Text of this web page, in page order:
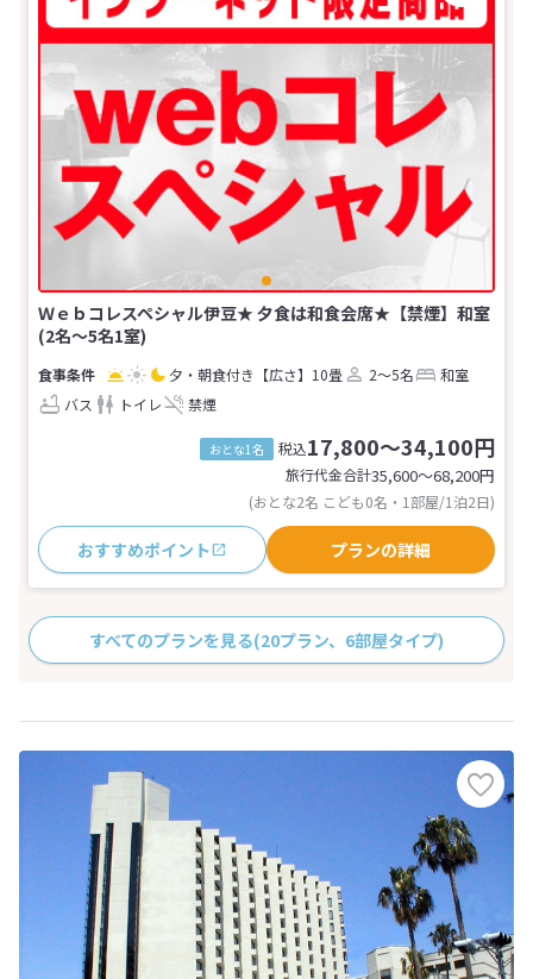
Ｗｅｂコレスペシャル伊豆★ 夕食は和食会席★【禁煙】和室
(2名～5名1室)
夕・朝食付き 【広さ】10畳 2～5名
和室
バス
トイレ 禁煙
おとな1名 税込17,800～34,100円
旅行代金合計35,600〜68,200円
(おとな2名 こども0名・1部屋/1泊2日)
おすすめポイント プランの詳細
すべてのプランを見る(20プラン、6部屋タイプ)